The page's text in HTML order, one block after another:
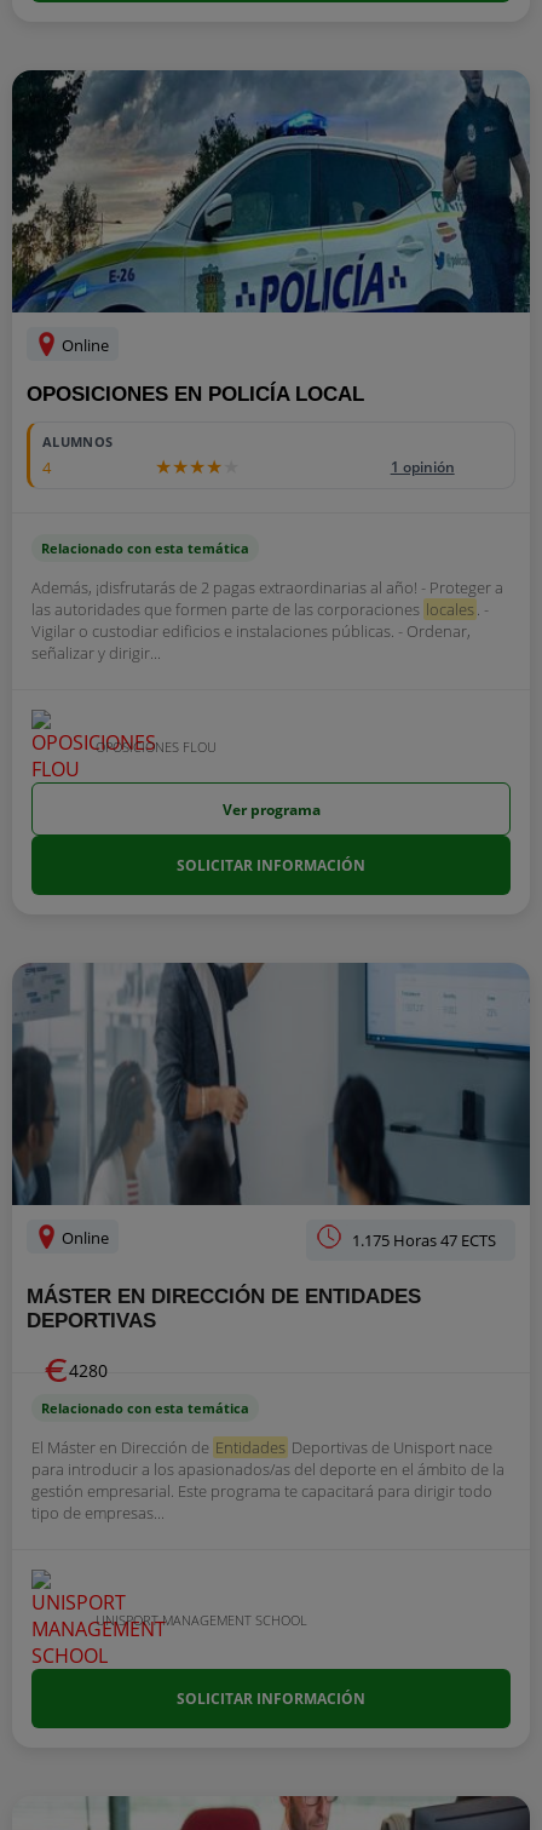
Online
OPOSICIONES EN POLICÍA LOCAL
ALUMNOS
4 1 opinión
Relacionado con esta temática
Además, ¡disfrutarás de 2 pagas extraordinarias al año! - Proteger a
las autoridades que formen parte de las corporaciones locales. -
Vigilar o custodiar edificios e instalaciones públicas. - Ordenar,
señalizar y dirigir...
OPOSICIONES FLOU
Ver programa
SOLICITAR INFORMACIÓN
Online 1.175 Horas 47 ECTS
MÁSTER EN DIRECCIÓN DE ENTIDADES
DEPORTIVAS
4280
Relacionado con esta temática
El Máster en Dirección de Entidades Deportivas de Unisport nace
para introducir a los apasionados/as del deporte en el ámbito de la
gestión empresarial. Este programa te capacitará para dirigir todo
tipo de empresas...
UNISPORT MANAGEMENT SCHOOL
SOLICITAR INFORMACIÓN